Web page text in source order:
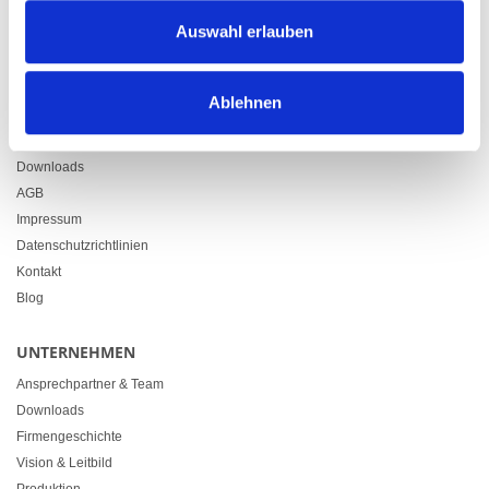
Auswahl erlauben
Ablehnen
Zürcherstrasse 37
LINKS
Downloads
AGB
Impressum
Datenschutzrichtlinien
Kontakt
Blog
UNTERNEHMEN
Ansprechpartner & Team
Downloads
Firmengeschichte
Vision & Leitbild